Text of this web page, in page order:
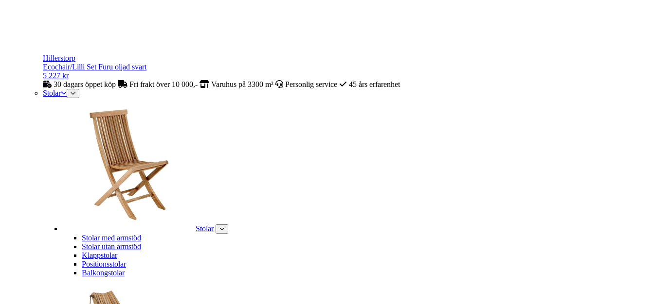
Hillerstorp
Ecochair/Lilli Set Furu oljad svart
5 227 kr
30 dagars öppet köp
Fri frakt över 10 000,- Varuhus på 3300 m² Personlig service
45 års erfarenhet
Stolar
Stolar
Stolar med armstöd
Stolar utan armstöd
Klappstolar
Positionsstolar
Balkongstolar